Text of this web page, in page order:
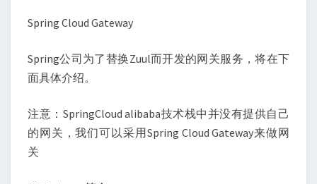
Spring Cloud Gateway
Spring公司为了替换Zuul而开发的网关服务，将在下
面具体介绍。
注意：SpringCloud alibaba技术栈中并没有提供自己
的网关，我们可以采用Spring Cloud Gateway来做网
关